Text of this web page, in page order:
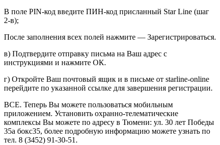
В поле PIN-код введите ПИН-код присланный Star Line (шаг
2-в);
После заполнения всех полей нажмите — Зарегистрироваться.
в) Подтвердите отправку письма на Ваш адрес с
инструкциями и нажмите ОК.
г) Откройте Ваш почтовый ящик и в письме от starline-online
перейдите по указанной ссылке для завершения регистрации.
ВСЕ. Теперь Вы можете пользоваться мобильным
приложением. Установить охранно-телематические
комплексы Вы можете по адресу в Тюмени: ул. 30 лет Победы
35а бокс35, более подробную информацию можете узнать по
тел. 8 (3452) 91-30-51.